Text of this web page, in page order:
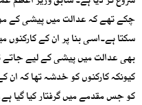
چکے تھے کہ عدالت میں پیشی کے
سکتا ہے۔اسی بنا پر ان کے کارکنوں
بھی عدالت میں پیشی کے لیے
کیونکہ کارکنوں کو خدشہ تھا کہ ان